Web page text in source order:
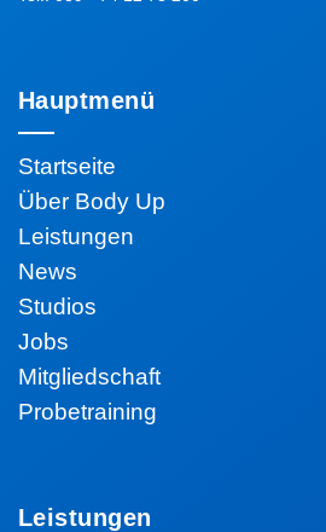
Hauptmenü
Startseite
Über Body Up
Leistungen
News
Studios
Jobs
Mitgliedschaft
Probetraining
Leistungen